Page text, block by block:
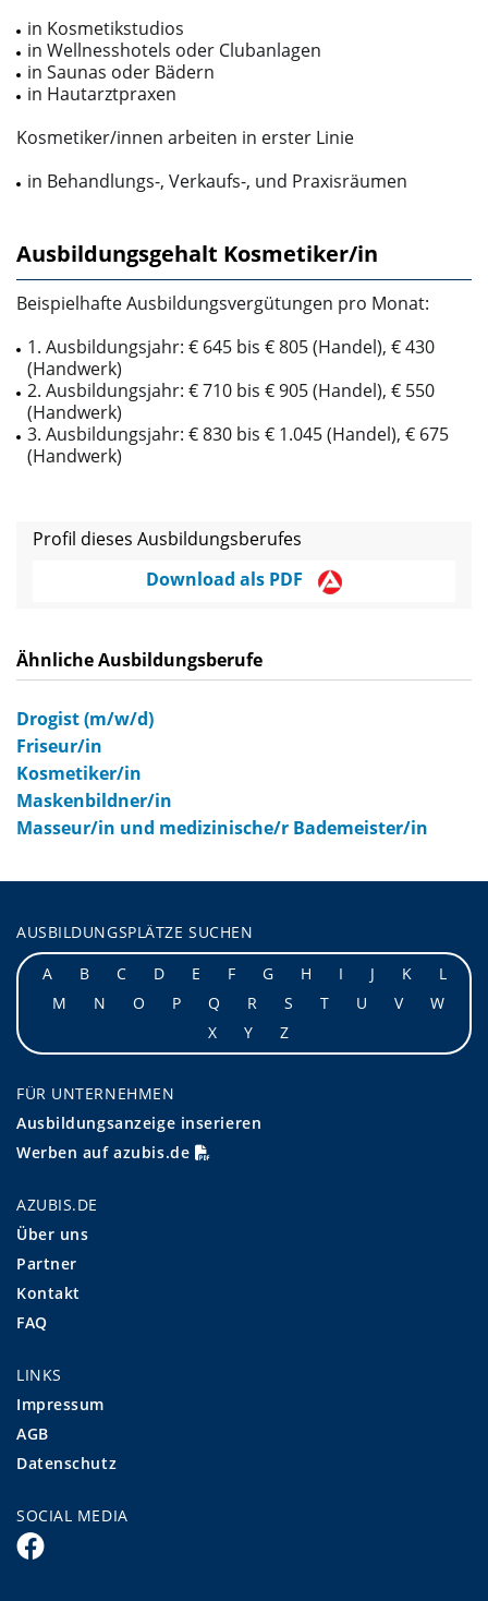
in Kosmetikstudios
in Wellnesshotels oder Clubanlagen
in Saunas oder Bädern
in Hautarztpraxen
Kosmetiker/innen arbeiten in erster Linie
in Behandlungs­-, Verkaufs-,­ und Praxisräumen
Ausbildungsgehalt Kosmetiker/in
Beispielhafte Ausbildungsvergütungen pro Monat:
1. Ausbildungsjahr: € 645 bis € 805 (Handel), € 430
(Handwerk)
2. Ausbildungsjahr: € 710 bis € 905 (Handel), € 550
(Handwerk)
3. Ausbildungsjahr: € 830 bis € 1.045 (Handel), € 675
(Handwerk)
Profil dieses Ausbildungsberufes
Download als PDF
Ähnliche Ausbildungsberufe
Drogist (m/w/d)
Friseur/in
Kosmetiker/in
Maskenbildner/in
Masseur/in und medizinische/r Bademeister/in
AUSBILDUNGSPLÄTZE SUCHEN
A
B C D E F G H I J K
L
M
N O P Q R S T U V
W
X
Y Z
FÜR UNTERNEHMEN
Ausbildungsanzeige inserieren
Werben auf azubis.de
AZUBIS.DE
Über uns
Partner
Kontakt
FAQ
LINKS
Impressum
AGB
Datenschutz
SOCIAL MEDIA